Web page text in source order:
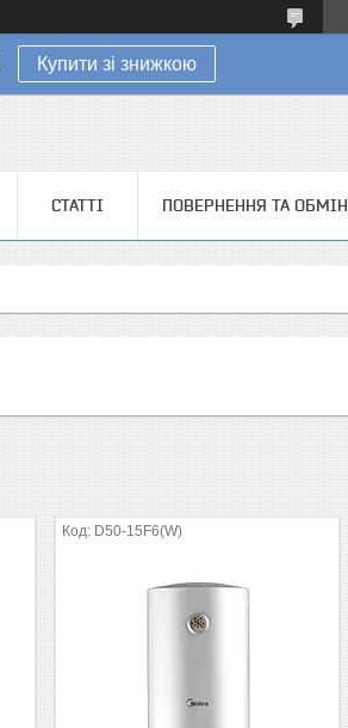
Купити зі знижкою
СТАТТІ ПОВЕРНЕННЯ ТА ОБМІН
D50-15F6(W)